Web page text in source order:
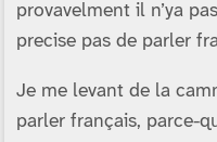
provavelment il n’ya
precise pas de parler
Je me levant de la
parler français, parce-